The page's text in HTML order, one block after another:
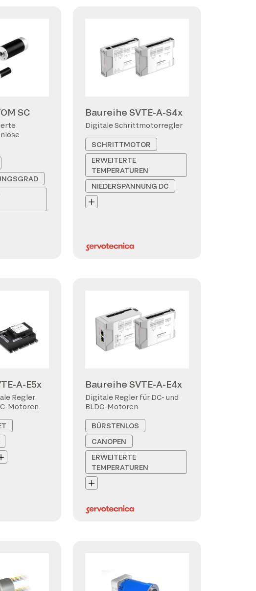
SC Baureihe SVTE-A-S4x
Digitale Schrittmotorregler
SCHRITTMOTOR
ERWEITERTE
TEMPERATUREN
NIEDERSPANNUNG DC
A-E5x
Regler
Motoren
Baureihe SVTE-A-E4x
Digitale Regler für DC- und
BLDC-Motoren
BÜRSTENLOS
CANOPEN
ERWEITERTE
TEMPERATUREN